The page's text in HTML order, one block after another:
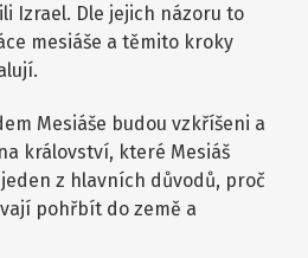
Izrael. Dle jejich názoru to
mesiáše a těmito kroky
Mesiáše budou vzkříšeni a
království, které Mesiáš
z hlavních důvodů, proč
pohřbít do země a